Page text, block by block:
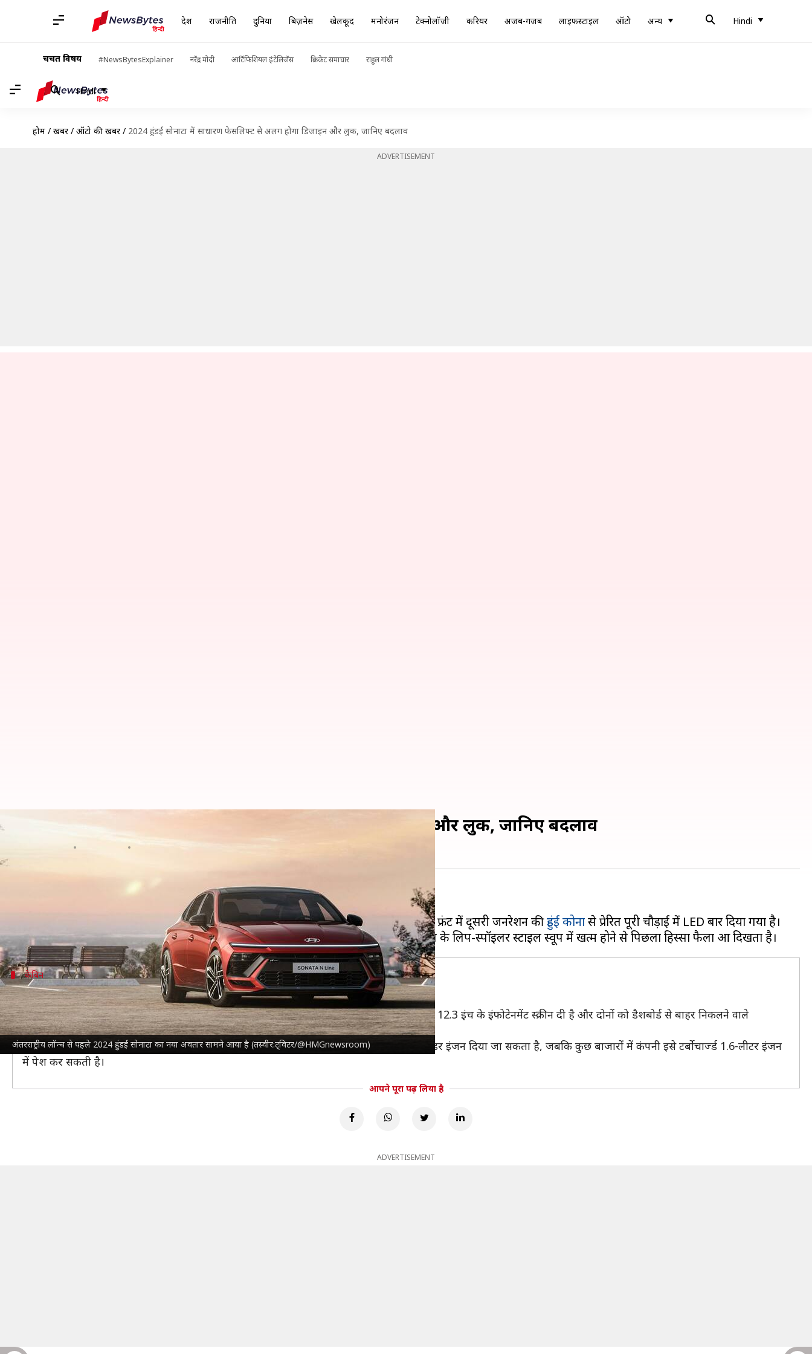
देश राजनीति दुनिया बिज़नेस खेलकूद मनोरंजन टेक्नोलॉजी करियर अजब-गजब लाइफस्टाइल ऑटो अन्य Hindi
चर्चित विषय #NewsBytesExplainer नरेंद्र मोदी आर्टिफिशियल इंटेलिजेंस क्रिकेट समाचार राहुल गांधी
Hindi
होम / खबरें / ऑटो की खबरें / 2024 हुंडई सोनाटा में साधारण फेसलिफ्ट से अलग होगा डिजाइन और लुक, जानिए बदलाव
ADVERTISEMENT
अंतरराष्ट्रीय लॉन्च से पहले 2024 हुंडई सोनाटा का नया अवतार सामने आया है (तस्वीर:ट्विटर/@HMGnewsroom)
2024 हुंडई सोनाटा में साधारण फेसलिफ्ट से अलग होगा डिजाइन और लुक, जानिए बदलाव
सोनाटा का नया अवतार अंतरराष्ट्रीय लॉन्च से पहले सामने आया है।
इसमें 8वीं जनरेशन की एक साधारण फेसलिफ्ट से बहुत कुछ अलग होगा। इसे स्पोर्टी लुक देने के साथ फ्रंट में दूसरी जनरेशन कीहुंडई कोनासे प्रेरित पूरी चौड़ाई में LED बार दिया गया है।
केबिन
नई सोनाटा के केबिन में ये होगा नया
नई हुंडई सोनाटा के केबिन में भी कई बदलाव किए गए हैं। इसमें 12.3 इंच के डिजिटल इंस्ट्रूमेंट क्लस्टर और 12.3 इंच के इंफोटेनमेंट स्क्रीन दी है और दोनों को डैशबोर्ड से बाहर निकलने वाले
पैनोरमिक कर्व्ड डिस्प्ले के भीतर रखा गया है।
इसके पावरट्रेन को लेकर खुलासा नहीं किया गया है। रिर्पोट के अनुसार, इसमें 2.5-लीटर टर्बोचार्ज्ड 4-सिलेंडर इंजन दिया जा सकता है, जबकि कुछ बाजारों में कंपनी इसे टर्बोचार्ज्ड 1.6-लीटर इंजन
में पेश कर सकती है।
आपने पूरा पढ़ लिया है
ADVERTISEMENT